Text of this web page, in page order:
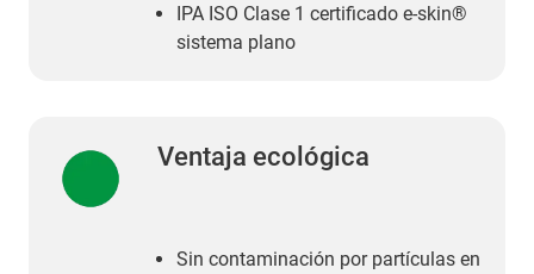
IPA ISO Clase 1 certificado e-skin®
sistema plano
Ventaja ecológica
Sin contaminación por partículas en